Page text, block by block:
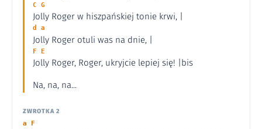
C G
Jolly Roger w hiszpańskiej tonie krwi, |
d a
Jolly Roger otuli was na dnie, |
F E
Jolly Roger, Roger, ukryjcie lepiej się! |bis
Na, na, na...
ZWROTKA 2
a F